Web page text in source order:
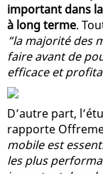
important dans
à long terme.
“la majorité des
faire avant de
efficace et
D’autre part,
rapporte
mobile est
les plus